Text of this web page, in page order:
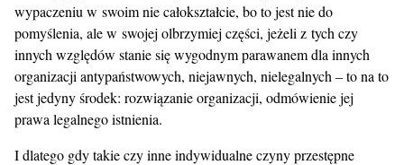
wypaczeniu w swoim nie całokształcie, bo to jest nie do
pomyślenia, ale w swojej olbrzymiej części, jeżeli z tych czy
innych względów stanie się wygodnym parawanem dla innych
organizacji antypaństwowych, niejawnych, nielegalnych – to na to
jest jedyny środek: rozwiązanie organizacji, odmówienie jej
prawa legalnego istnienia.
I dlatego gdy takie czy inne indywidualne czyny przestępne